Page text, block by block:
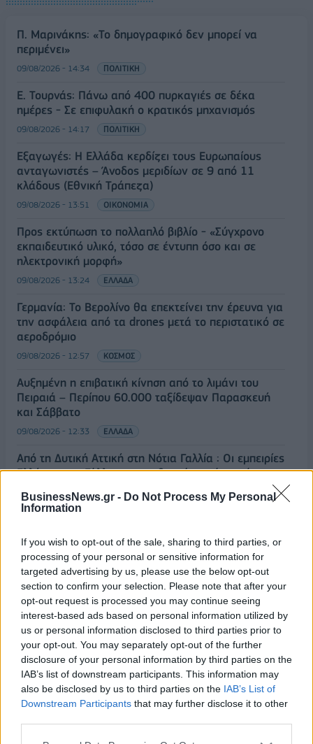
BusinessNews.gr - Do Not Process My Personal
Information
If you wish to opt-out of the sale, sharing to third parties, or
processing of your personal or sensitive information for
targeted advertising by us, please use the below opt-out
section to confirm your selection. Please note that after your
opt-out request is processed you may continue seeing
interest-based ads based on personal information utilized by
us or personal information disclosed to third parties prior to
your opt-out. You may separately opt-out of the further
disclosure of your personal information by third parties on the
IAB’s list of downstream participants. This information may
also be disclosed by us to third parties on the IAB’s List of
Downstream Participants that may further disclose it to other
Π. Μαρινάκης: «Το δημογραφικό δεν μπορεί να
περιμένει»
09/08/2026 - 14:34 ΠΟΛΙΤΙΚΗ
Ε. Τουρνάς: Πάνω από 400 πυρκαγιές σε δέκα
ημέρες - Σε επιφυλακή ο κρατικός μηχανισμός
09/08/2026 - 14:17 ΠΟΛΙΤΙΚΗ
Εξαγωγές: Η Ελλάδα κερδίζει τους Ευρωπαίους
ανταγωνιστές – Άνοδος μεριδίων σε 9 από 11
κλάδους (Εθνική Τράπεζα)
09/08/2026 - 13:51 ΟΙΚΟΝΟΜΙΑ
Προς εκτύπωση το πολλαπλό βιβλίο - «Σύγχρονο
εκπαιδευτικό υλικό, τόσο σε έντυπη όσο και σε
ηλεκτρονική μορφή»
09/08/2026 - 13:24 ΕΛΛΑΔΑ
Γερμανία: Το Βερολίνο θα επεκτείνει την έρευνα για
την ασφάλεια από τα drones μετά το περιστατικό σε
αεροδρόμιο
09/08/2026 - 12:57 ΚΟΣΜΟΣ
Αυξημένη η επιβατική κίνηση από το λιμάνι του
Πειραιά – Περίπου 60.000 ταξίδεψαν Παρασκευή
και Σάββατο
09/08/2026 - 12:33 ΕΛΛΑΔΑ
Από τη Δυτική Αττική στη Νότια Γαλλία : Οι εμπειρίες
Ελλήνων και Γάλλων πυροσβεστών από τα πύρινα
09/08/2026 - 12:08
ψαράδες ο αλιευτικός τουρισμός
09/08/2026 - 12:08 ΤΟΥΡΙΣΜΟΣ
Τ. Θεοδωρικάκος: Η ενίσχυση της βιομηχανίας
διασφαλίζει την ανάπτυξη, την ασφάλεια και
καλύτερους μισθούς
09/08/2026 - 11:43 ΠΟΛΙΤΙΚΗ
Υπ. Μεταφορών: Οριστική λύση στο ζήτημα των
πινακίδων κυκλοφορίας - Τέλος στις χρονοβόρες
διαδικασίες
ΟΛΕΣ ΟΙ ΕΙΔΗΣΕΙΣ